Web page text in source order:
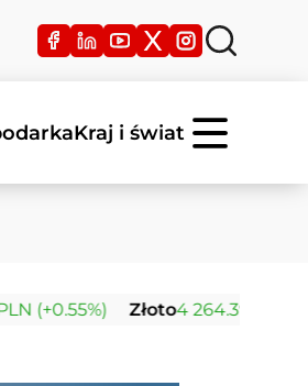
Kraj i świat
Złoto 4 264.39 USD (+0.41%)